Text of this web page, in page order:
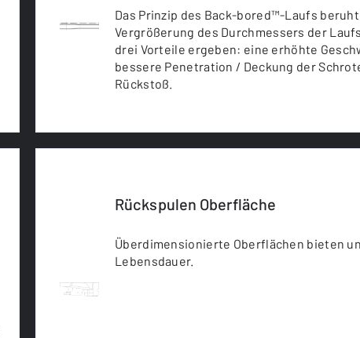
Das Prinzip des Back-bored™-Laufs
Vergrößerung des Durchmessers der
drei Vorteile ergeben: eine erhöhte
bessere Penetration / Deckung der
Rückstoß.
Rückspulen Oberfläche
Überdimensionierte Oberflächen bieten
Lebensdauer.